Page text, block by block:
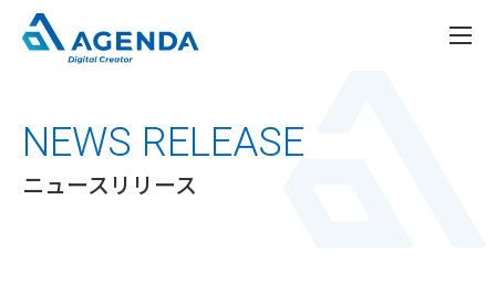
NEWS RELEASE
ニュースリリース